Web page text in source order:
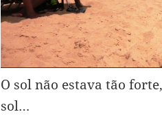
O sol não estava tão
sol…